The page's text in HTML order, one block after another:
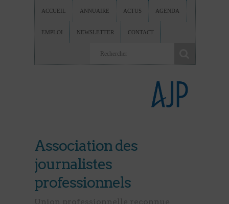
ACCUEIL ANNUAIRE ACTUS AGENDA
EMPLOI NEWSLETTER CONTACT
Association des
journalistes
professionnels